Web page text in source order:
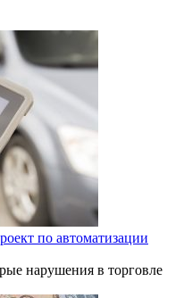
по автоматизации
нарушения в торговле